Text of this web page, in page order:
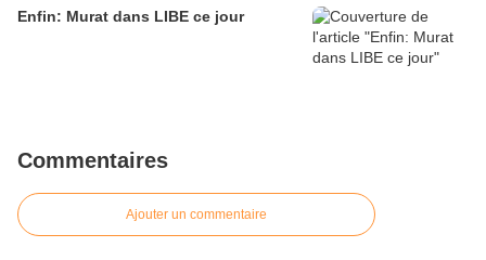
Enfin: Murat dans LIBE ce jour
Commentaires
Ajouter un commentaire